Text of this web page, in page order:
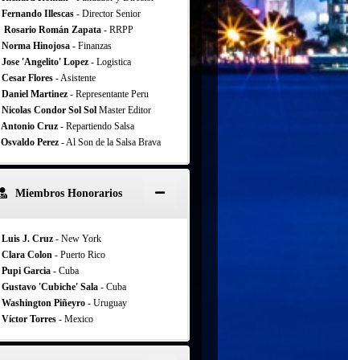
Fernando Illescas - Director Senior
Rosario Román Zapata - RRPP
Norma Hinojosa - Finanzas
Jose 'Angelito' Lopez - Logistica
Cesar Flores - Asistente
Daniel Martinez - Representante Peru
Nicolas Condor Sol Sol Master Editor
Antonio Cruz - Repartiendo Salsa
Osvaldo Perez - Al Son de la Salsa Brava
Miembros Honorarios
Luis J. Cruz - New York
Clara Colon - Puerto Rico
Pupi Garcia - Cuba
Gustavo 'Cubiche' Sala - Cuba
Washington Piñeyro - Uruguay
Víctor Torres - Mexico